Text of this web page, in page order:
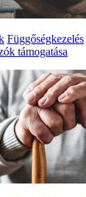
Függőségkezelés
támogatása